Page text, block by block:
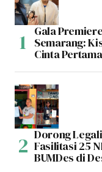
Gala
Semarang:
Cinta
Dorong
Fasilitasi 25
BUMDes di